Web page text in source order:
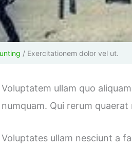
/ Exercitationem dolor vel ut.
Voluptatem ullam quo
numquam. Qui rerum
Voluptates ullam nesciunt a